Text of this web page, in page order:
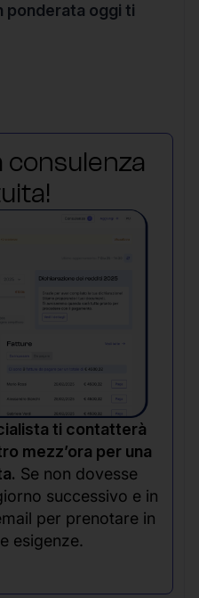
ponderata oggi ti
consulenza
ti contatterà
mezz’ora per una
Se non dovesse
successivo e in
per prenotare in
esigenze.